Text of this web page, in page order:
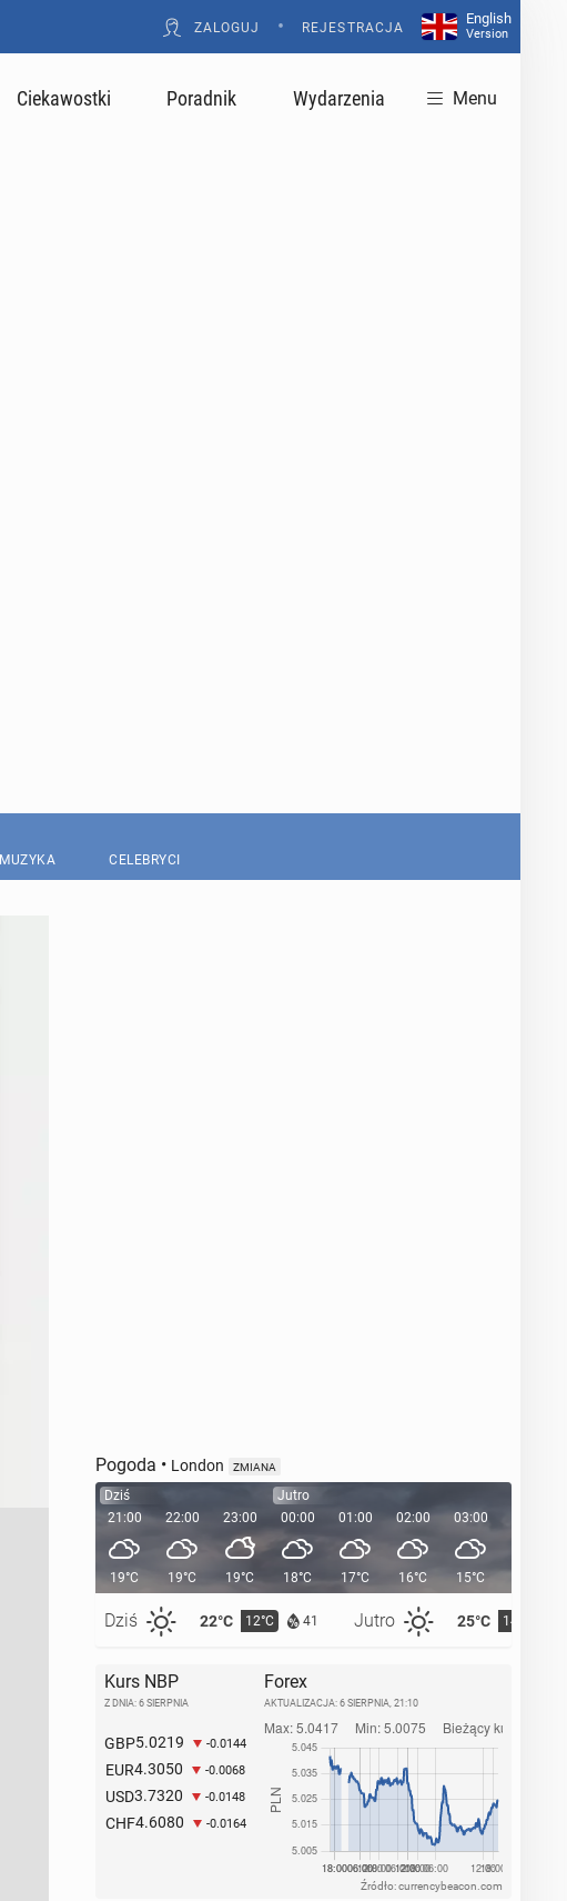
ZALOGUJ • REJESTRACJA
English
Version
Ciekawostki Poradnik Wydarzenia Menu
MUZYKA CELEBRYCI
Pogoda • London ZMIANA
Dziś
21:00
19°C
Dziś 22°C 12°C 41 Jutro 25°C 14°C
22:00
19°C
23:00
19°C
Jutro
00:00
18°C
01:00
17°C
02:00
16°C
03:00
15°C
Kurs NBP
Z DNIA: 6 SIERPNIA
GBP5.0219 -0.0144
EUR4.3050 -0.0068
USD3.7320 -0.0148
CHF4.6080 -0.0164
Forex
AKTUALIZACJA: 6 SIERPNIA, 21:10
Źródło: currencybeacon.com